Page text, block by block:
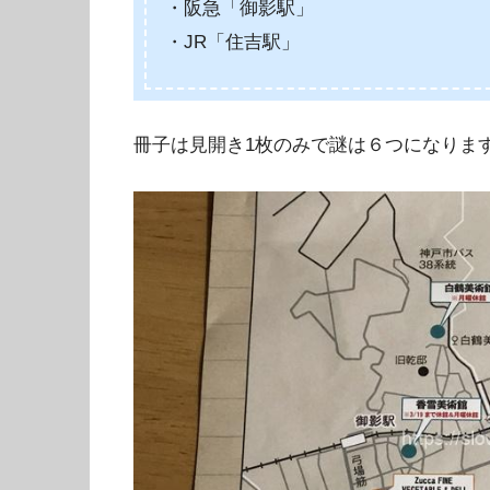
・阪急「御影駅」
・JR「住吉駅」
冊子は見開き1枚のみで謎は６つになりま